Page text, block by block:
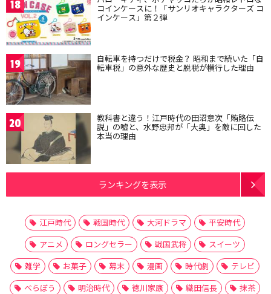
18 コインケースに！「サンリオキャラクターズ コ
インケース」第２弾
19 自転車を持つだけで税金？ 昭和まで続いた「自
転車税」の意外な歴史と脱税が横行した理由
20 教科書と違う！江戸時代の田沼意次「賄賂伝
説」の嘘と、水野忠邦が「大奥」を敵に回した
本当の理由
ランキングを表示
江戸時代 戦国時代 大河ドラマ
平安時代
アニメ
ロングセラー 戦国武将
スイーツ
雑学
お菓子 幕末 漫画 時代劇
テレビ
べらぼう
明治時代 徳川家康 織田信長
抹茶